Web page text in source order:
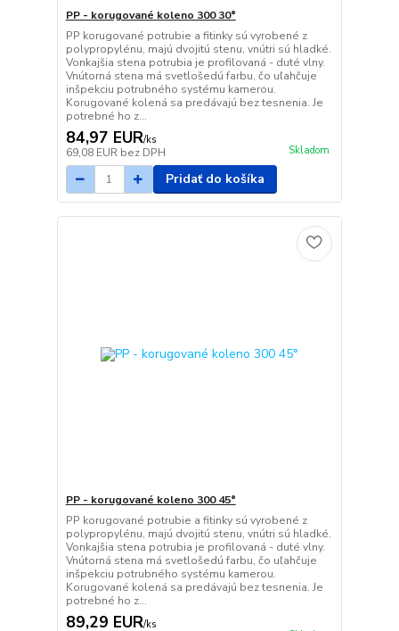
PP - korugované koleno 300 30°
PP korugované potrubie a fitinky sú vyrobené z
polypropylénu, majú dvojitú stenu, vnútri sú hladké.
Vonkajšia stena potrubia je profilovaná - duté vlny.
Vnútorná stena má svetlošedú farbu, čo uľahčuje
inšpekciu potrubného systému kamerou.
Korugované kolená sa predávajú bez tesnenia. Je
potrebné ho z...
84,97 EUR/ks
69,08 EUR bez DPH Skladom
Pridať do košíka
PP - korugované koleno 300 45°
PP korugované potrubie a fitinky sú vyrobené z
polypropylénu, majú dvojitú stenu, vnútri sú hladké.
Vonkajšia stena potrubia je profilovaná - duté vlny.
Vnútorná stena má svetlošedú farbu, čo uľahčuje
inšpekciu potrubného systému kamerou.
Korugované kolená sa predávajú bez tesnenia. Je
potrebné ho z...
89,29 EUR/ks